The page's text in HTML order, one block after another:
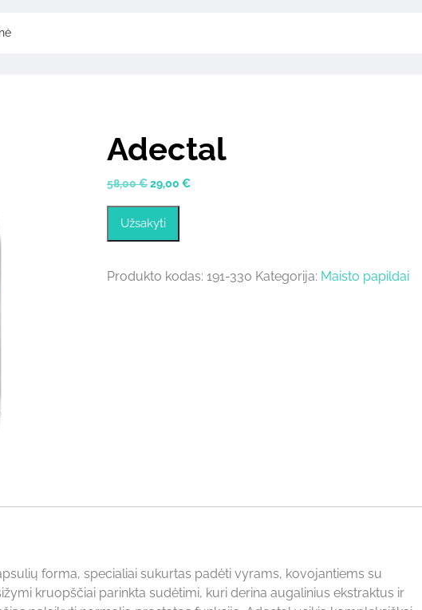
Adectal
58,00€Original
was:
58,00 €.
29,00€Current
Užsakyti
Produkto kodas:191-330 Kategorija: Maisto papildai
forma, specialiai sukurtas padėti vyrams, kovojantiems su
kruopščiai parinkta sudėtimi, kuri derina augalinius ekstraktus ir